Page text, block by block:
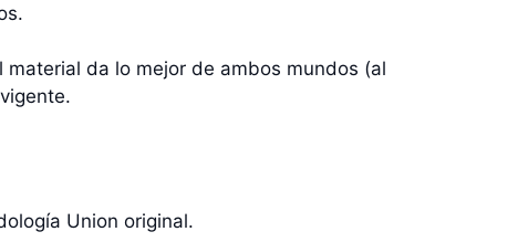
da lo mejor de ambos mundos (al
Union original.